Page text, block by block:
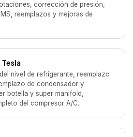
corrección de presión,
reemplazos y mejoras de
nivel de refrigerante, reemplazo
de condensador y
botella y super manifold,
del compresor A/C.